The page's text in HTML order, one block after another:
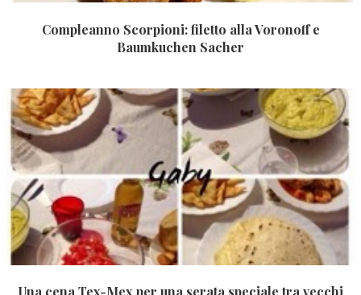
Compleanno Scorpioni: filetto alla Voronoff e
Baumkuchen Sacher
Una cena Tex-Mex per una serata speciale tra vecchi